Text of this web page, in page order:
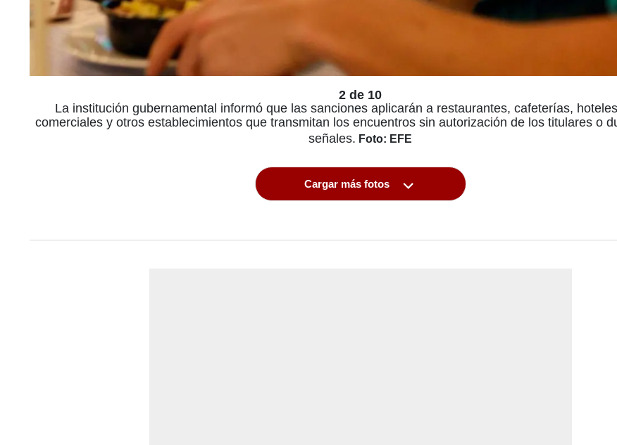
2 de 10
La institución gubernamental informó que las sanciones aplicarán a restaurantes, cafeterías,
comerciales y otros establecimientos que transmitan los encuentros sin autorización de los titulares o
señales. Foto: EFE
Cargar más fotos